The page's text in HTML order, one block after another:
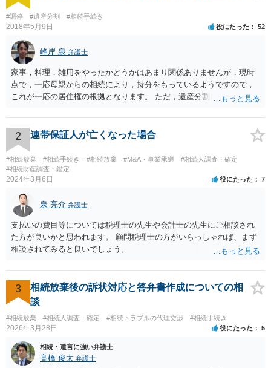
#調停 #遺産分割 #相続手続き
2018年5月9日 役にたった 52
峰岸 泉 弁護士
家事，料理，雑用をやったかどうかはあまり関係ありませんが，現時
点で，一応母親からの相続により，持分をもっているようですので，
これが一応の居住権の根拠となります。 ただ，遺産分割により，母の
2 連帯保証人が亡くなった場合
#相続放棄 #相続手続き #相続放棄 #M&A・事業承継
#相続人調査・確定
#相続財産調査・鑑定
2024年3月6日 役にたった 7
泉 亮介 弁護士
支払いの費目等については税理士の先生や会計士の先生にご相談され
た方が良いかと思われます。 顧問税理士の方がいらっしゃれば、まず
相談されてみると良いでしょう。
3
相続放棄後の訴状対応と答弁書作成についての相
談
#相続放棄 #相続人調査・確定 #相続トラブルの代理交渉 #相続手続き
2026年3月28日 役にたった 5
相続・遺言に強い弁護士
髙橋 俊太 弁護士